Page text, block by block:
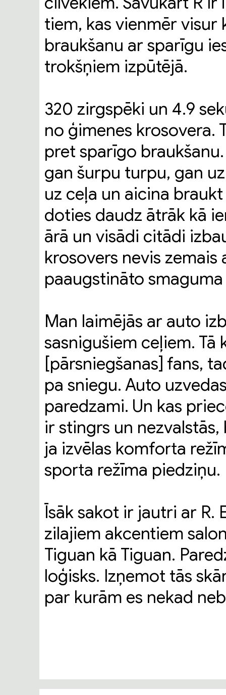
tiem, kas vienmēr visur
braukšanu ar sparīgu
trokšņiem izpūtējā.
320 zirgspēki un 4.9
no ģimenes krosovera.
pret sparīgo
gan šurpu turpu, gan
uz ceļa un aicina
doties daudz ātrāk kā
ārā un visādi citādi
krosovers nevis
paaugstināto
Man laimējās ar auto
sasnigušiem ceļiem. Tā
[pārsniegšanas] fans,
pa sniegu. Auto
paredzami. Un kas
ir stingrs un
ja izvēlas komforta
sporta režīma piedziņu.
Īsāk sakot ir jautri ar R.
zilajiem akcentiem
Tiguan kā Tiguan.
loģisks. Izņemot tās
par kurām es nekad